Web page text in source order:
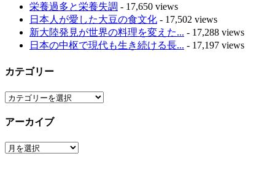
栄養過多と栄養失調 - 17,650 views
日本人が愛した大豆の食文化 - 17,502 views
新大陸発見が世界の料理を変えた... - 17,288 views
日本の中枢で現代も生き続ける長... - 17,197 views
カテゴリー
カ
ゴ
ー
アーカイブ
ア